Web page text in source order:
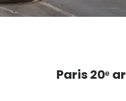
Paris 20ᵉ